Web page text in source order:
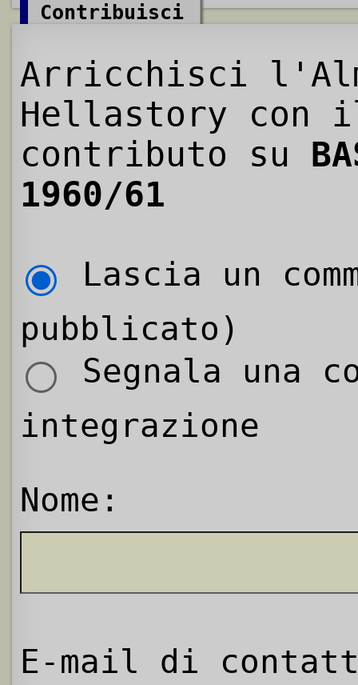
Contribuisci
Arricchisci
Hellastory con
contributo su
1960/61
Lascia un
pubblicato)
Segnala una
integrazione
Nome:
E-mail di